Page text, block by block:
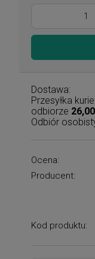
Dostawa:
Przesyłka
odbiorze
Odbiór
Ocena:
Producent:
Kod produktu: